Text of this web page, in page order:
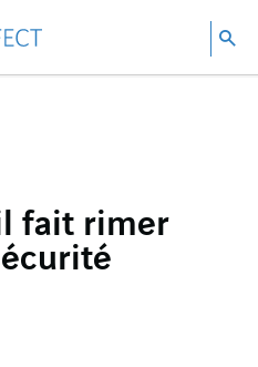
fait rimer
Facebook
sur Twitter
sur